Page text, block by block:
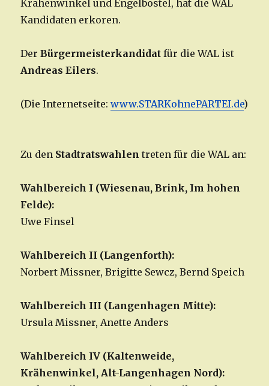
Krähenwinkel und Engelbostel, hat die WAL
Kandidaten erkoren.
DerBürgermeisterkandidat für die WAL ist
Andreas Eilers.
(Die Internetseite:www.STARKohnePARTEI.de)
Zu den Stadtratswahlen treten für die WAL an:
Wahlbereich I (Wiesenau, Brink, Im hohen
Felde):
Uwe Finsel
Wahlbereich II (Langenforth):
Norbert Missner, Brigitte Sewcz, Bernd Speich
Wahlbereich III (Langenhagen Mitte):
Ursula Missner, Anette Anders
Wahlbereich IV (Kaltenweide,
Krähenwinkel, Alt-Langenhagen Nord):